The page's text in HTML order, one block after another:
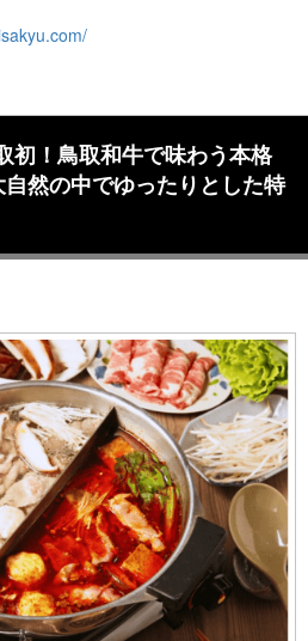
初！鳥取和牛で味わう本格
然の中でゆったりとした特